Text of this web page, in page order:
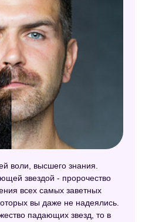
воли, высшего знания.
звездой - пророчество
всех самых заветных
вы даже не надеялись.
падающих звезд, то в